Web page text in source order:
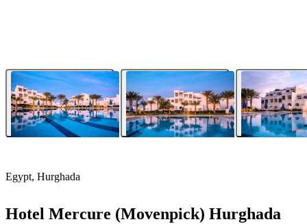
Egypt, Hurghada
Hotel Mercure (Movenpick) Hurghada